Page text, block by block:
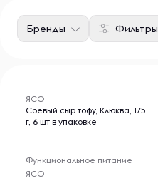
Фильтры
Бренды
ЯСО
Соевый сыр тофу, Клюква, 175
г, 6 шт в упаковке
Функциональное питание
ЯСО